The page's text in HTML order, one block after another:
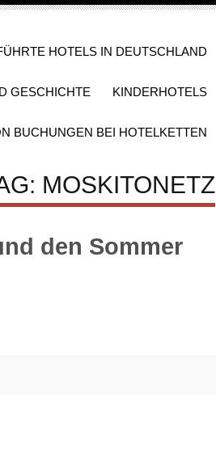
HOTELS IN DEUTSCHLAND
GESCHICHTE KINDERHOTELS
BUCHUNGEN BEI HOTELKETTEN
MOSKITONETZ
den Sommer